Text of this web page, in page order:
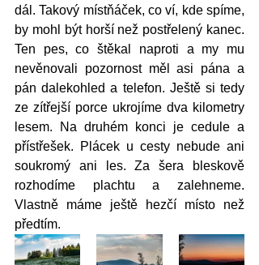
dál. Takový místňáček, co ví, kde spíme,
by mohl být horší než postřelený kanec.
Ten pes, co štěkal naproti a my mu
nevěnovali pozornost měl asi pána a
pán dalekohled a telefon. Ještě si tedy
ze zítřejší porce ukrojíme dva kilometry
lesem. Na druhém konci je cedule a
přístřešek. Plácek u cesty nebude ani
soukromý ani les. Za šera bleskově
rozhodíme plachtu a zalehneme.
Vlastně máme ještě hezčí místo než
předtím.